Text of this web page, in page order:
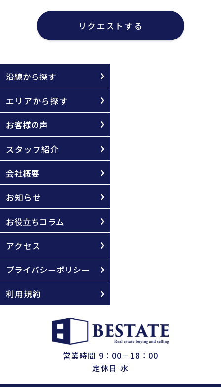
リクエストする
沿線から探す
エリアから探す
お客様の声
スタッフ紹介
会社概要
お知らせ
お役立ちコラム
アクセス
プライバシーポリシー
利用規約
営業時間 9：00－18：00
定休日 水